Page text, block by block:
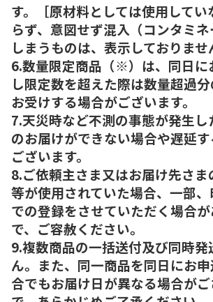
す。［原材料としては使用して
らず、意図せず混入（コンタミ
しまうものは、表示しておりませ
6.数量限定商品（※）は、同日に
し限定数を超えた際は数量超過
お受けする場合がございます。
7.天災時など不測の事態が発生
のお届けができない場合や遅延
ございます。
8.ご依頼主さま又はお届け先さ
等が使用されていた場合、一部
での登録をさせていただく場合
で、ご容赦ください。
9.複数商品の一括送付及び同時発
ん。また、同一商品を同日にお
合でもお届け日が異なる場合が